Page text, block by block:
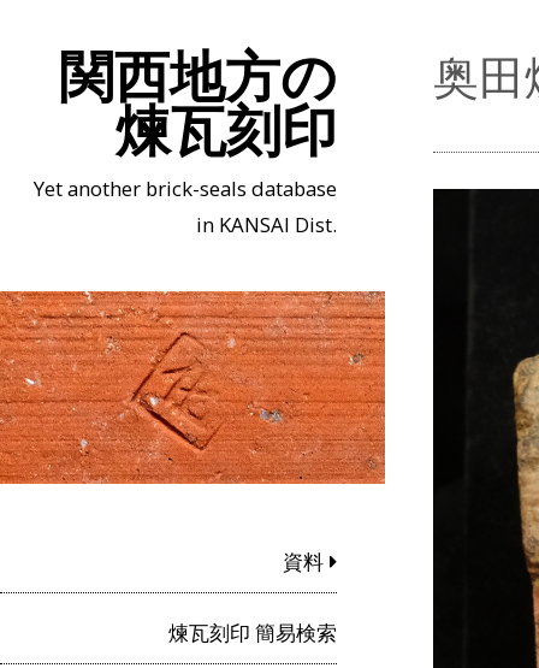
関西地方の
煉瓦刻印
Yet another brick-seals database
in KANSAI Dist.
資料
煉瓦刻印 簡易検索
奥田